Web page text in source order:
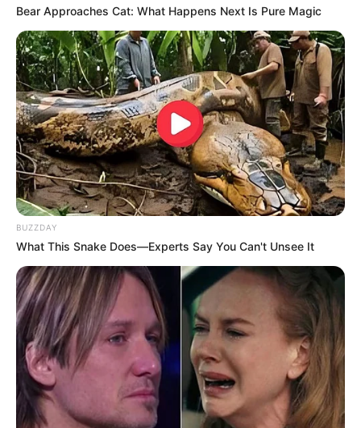
Co-stars Who Lost Control While Kissing Each
Other
BUZZDAY
Discover What May Be Influencing Your Joint
Mobility
JOINT CARE
Bear Approaches Cat: What Happens Next Is Pure Magic
BUZZDAY
What This Snake Does—Experts Say You Can't Unsee It